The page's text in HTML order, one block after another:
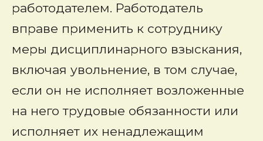
работодателем. Работодатель
вправе применить к сотруднику
меры дисциплинарного взыскания,
включая увольнение, в том случае,
если он не исполняет возложенные
на него трудовые обязанности или
исполняет их ненадлежащим